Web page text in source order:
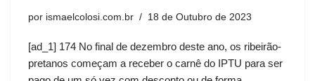
por ismaelcolosi.com.br 18 de Outubro de 2023
[ad_1] 174 No final de dezembro deste ano, os ribeirão-
pretanos começam a receber o carnê do IPTU para ser